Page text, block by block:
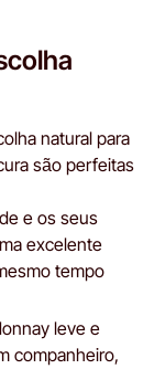
natural para
são perfeitas
e os seus
excelente
tempo
leve e
companheiro,